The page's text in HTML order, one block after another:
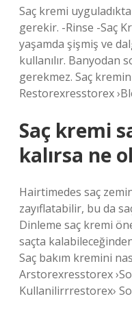
Saç kremi
gerekir. -Rinse -Saç
yaşamda şişmiş ve
kullanılır. Banyodan
gerekmez. Saç
Restorexresstorex
Saç kremi
kalırsa ne
Hairtimedes saç
zayıflatabilir, bu da
Dinleme saç kremi
saçta
Saç bakım kremini
Arstorexresstorex
Kullanilirrrestorex›